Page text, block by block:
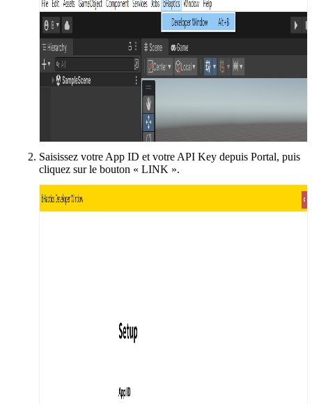
Saisissez votre App ID et votre API Key depuis Portal, puis
cliquez sur le bouton « LINK ».